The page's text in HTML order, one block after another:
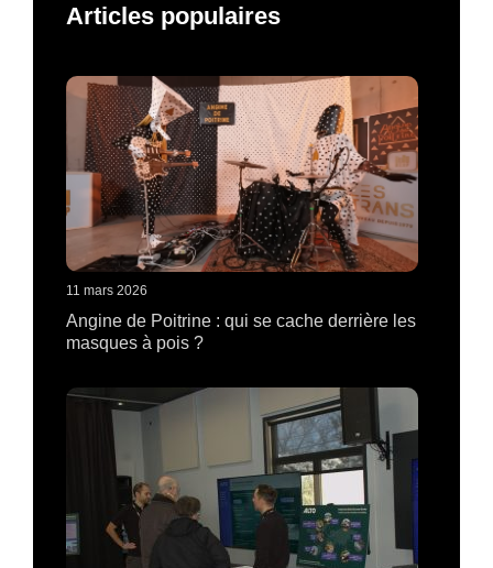
Articles populaires
11 mars 2026
Angine de Poitrine : qui se cache derrière les
masques à pois ?